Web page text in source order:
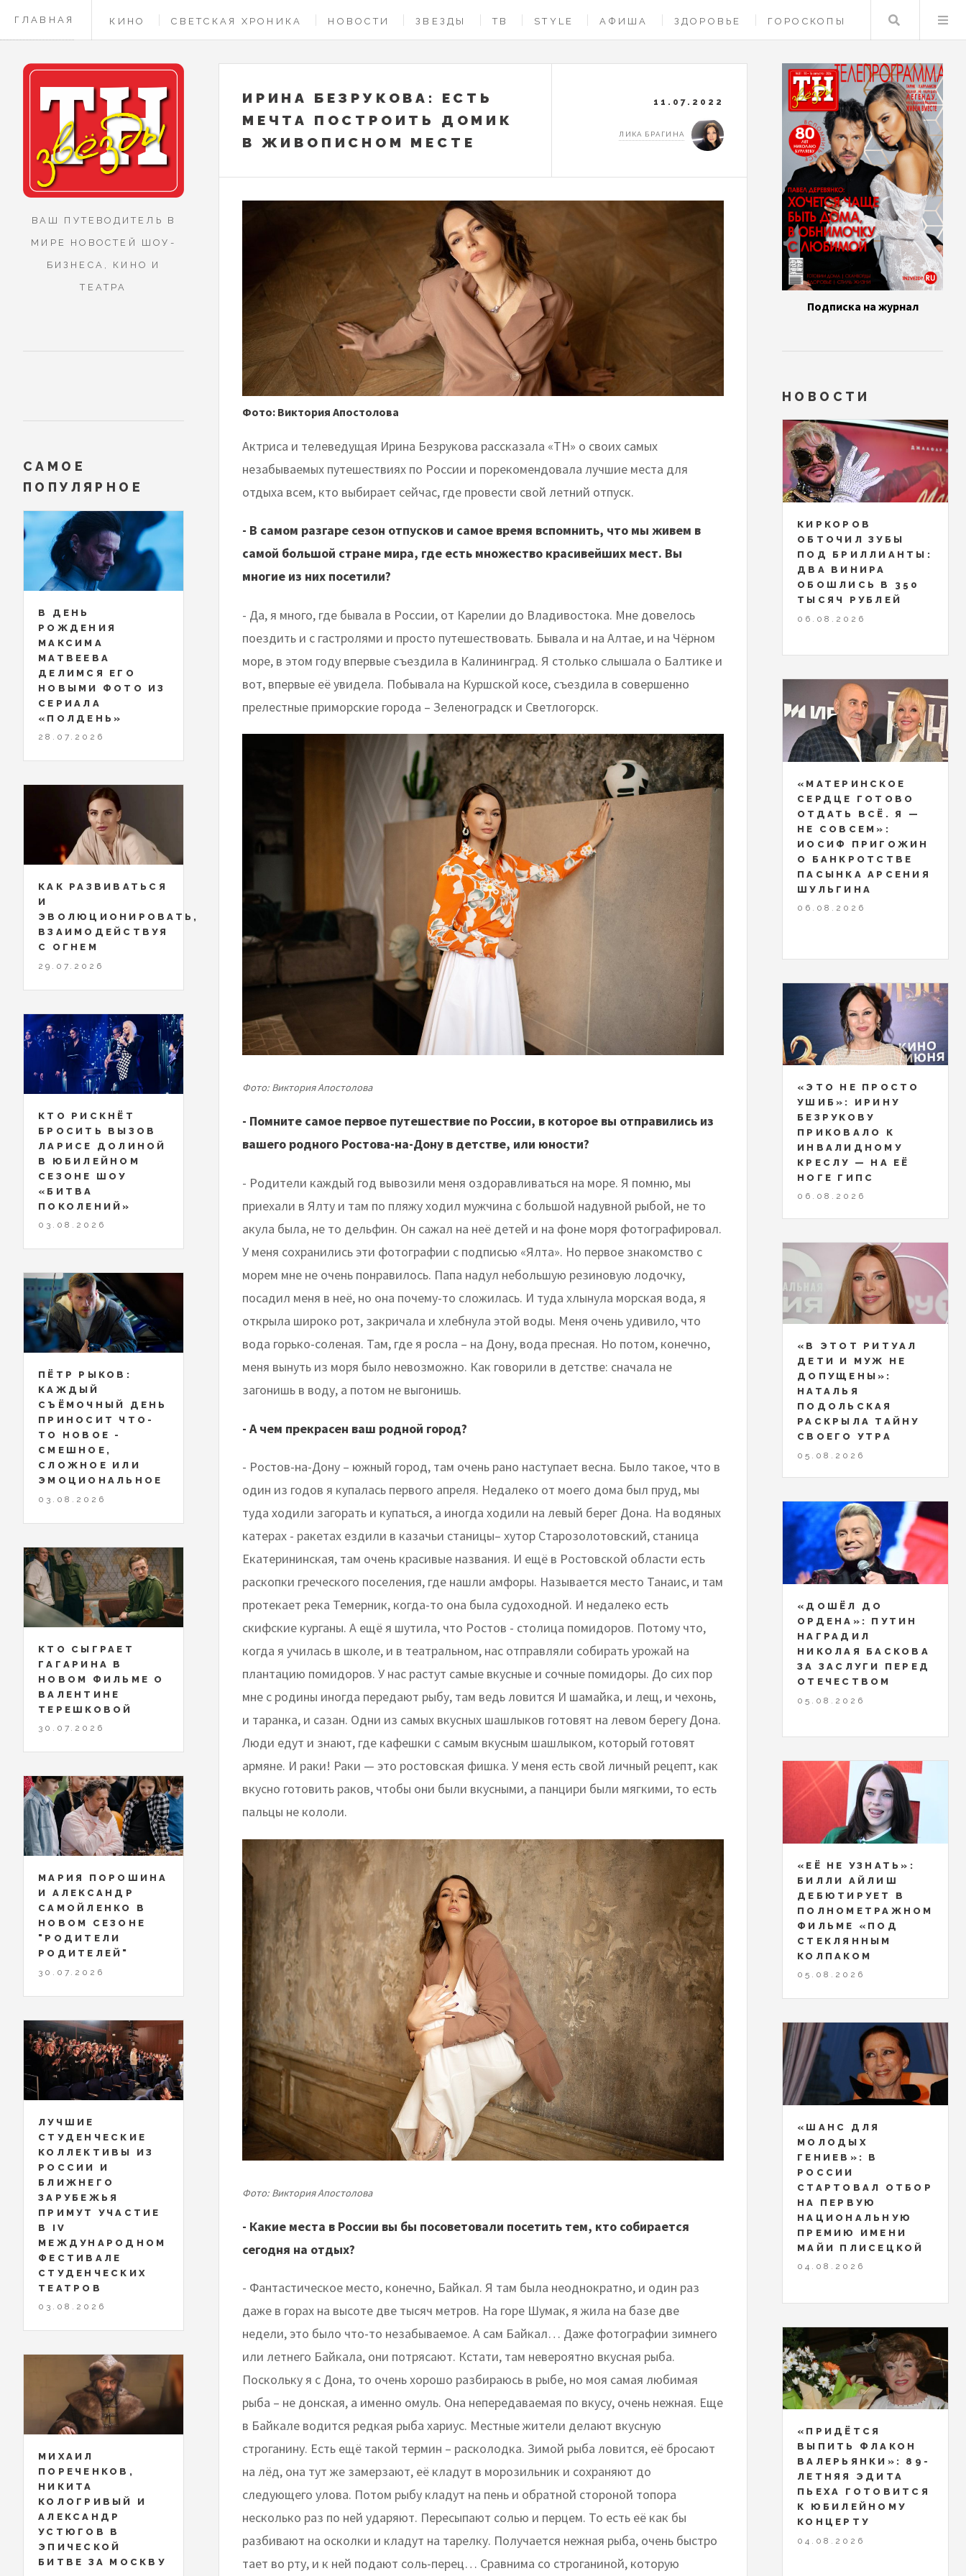
ГЛАВНАЯ КИНО СВЕТСКАЯ ХРОНИКА НОВОСТИ ЗВЕЗДЫ ТВ STYLE АФИША ЗДОРОВЬЕ ГОРОСКОПЫ
КОНТАКТЫ
Поиск
ИРИНА БЕЗРУКОВА: ЕСТЬ
МЕЧТА ПОСТРОИТЬ ДОМИК
В ЖИВОПИСНОМ МЕСТЕ
11.07.2022
ЛИКА БРАГИНА
Фото: Виктория Апостолова
Актриса и телеведущая Ирина Безрукова рассказала «ТН» о своих самых
незабываемых путешествиях по России и порекомендовала лучшие места для
отдыха всем, кто выбирает сейчас, где провести свой летний отпуск.
- В самом разгаре сезон отпусков и самое время вспомнить, что мы живем в
самой большой стране мира, где есть множество красивейших мест. Вы
многие из них посетили?
- Да, я много, где бывала в России, от Карелии до Владивостока. Мне довелось
поездить и с гастролями и просто путешествовать. Бывала и на Алтае, и на Чёрном
море, в этом году впервые съездила в Калининград. Я столько слышала о Балтике и
вот, впервые её увидела. Побывала на Куршской косе, съездила в совершенно
прелестные приморские города – Зеленоградск и Светлогорск.
Фото: Виктория Апостолова
- Помните самое первое путешествие по России, в которое вы отправились из
вашего родного Ростова-на-Дону в детстве, или юности?
- Родители каждый год вывозили меня оздоравливаться на море. Я помню, мы
приехали в Ялту и там по пляжу ходил мужчина с большой надувной рыбой, не то
акула была, не то дельфин. Он сажал на неё детей и на фоне моря фотографировал.
У меня сохранились эти фотографии с подписью «Ялта». Но первое знакомство с
морем мне не очень понравилось. Папа надул небольшую резиновую лодочку,
посадил меня в неё, но она почему-то сложилась. И туда хлынула морская вода, я
открыла широко рот, закричала и хлебнула этой воды. Меня очень удивило, что
вода горько-соленая. Там, где я росла – на Дону, вода пресная. Но потом, конечно,
меня вынуть из моря было невозможно. Как говорили в детстве: сначала не
загонишь в воду, а потом не выгонишь.
- А чем прекрасен ваш родной город?
- Ростов-на-Дону – южный город, там очень рано наступает весна. Было такое, что в
один из годов я купалась первого апреля. Недалеко от моего дома был пруд, мы
туда ходили загорать и купаться, а иногда ходили на левый берег Дона. На водяных
катерах - ракетах ездили в казачьи станицы– хутор Старозолотовский, станица
Екатерининская, там очень красивые названия. И ещё в Ростовской области есть
раскопки греческого поселения, где нашли амфоры. Называется место Танаис, и там
протекает река Темерник, когда-то она была судоходной. И недалеко есть
скифские курганы. А ещё я шутила, что Ростов - столица помидоров. Потому что,
когда я училась в школе, и в театральном, нас отправляли собирать урожай на
плантацию помидоров. У нас растут самые вкусные и сочные помидоры. До сих пор
мне с родины иногда передают рыбу, там ведь ловится И шамайка, и лещ, и чехонь,
и таранка, и сазан. Одни из самых вкусных шашлыков готовят на левом берегу Дона.
Люди едут и знают, где кафешки с самым вкусным шашлыком, который готовят
армяне. И раки! Раки — это ростовская фишка. У меня есть свой личный рецепт, как
вкусно готовить раков, чтобы они были вкусными, а панцири были мягкими, то есть
пальцы не кололи.
Фото: Виктория Апостолова
- Какие места в России вы бы посоветовали посетить тем, кто собирается
сегодня на отдых?
- Фантастическое место, конечно, Байкал. Я там была неоднократно, и один раз
даже в горах на высоте две тысяч метров. На горе Шумак, я жила на базе две
недели, это было что-то незабываемое. А сам Байкал… Даже фотографии зимнего
или летнего Байкала, они потрясают. Кстати, там невероятно вкусная рыба.
Поскольку я с Дона, то очень хорошо разбираюсь в рыбе, но моя самая любимая
рыба – не донская, а именно омуль. Она непередаваемая по вкусу, очень нежная. Еще
в Байкале водится редкая рыба хариус. Местные жители делают вкусную
строганину. Есть ещё такой термин – расколодка. Зимой рыба ловится, её бросают
на лёд, она тут же замерзают, её кладут в морозильник и сохраняют до
следующего улова. Потом рыбу кладут на пень и обратной стороной топора
несколько раз по ней ударяют. Пересыпают солью и перцем. То есть её как бы
разбивают на осколки и кладут на тарелку. Получается нежная рыба, очень быстро
тает во рту, и к ней подают соль-перец… Сравнима со строганиной, которую
ВАШ ПУТЕВОДИТЕЛЬ В
МИРЕ НОВОСТЕЙ ШОУ-
БИЗНЕСА, КИНО И
ТЕАТРА
САМОЕ
ПОПУЛЯРНОЕ
В ДЕНЬ
РОЖДЕНИЯ
МАКСИМА
МАТВЕЕВА
ДЕЛИМСЯ ЕГО
НОВЫМИ ФОТО ИЗ
СЕРИАЛА
«ПОЛДЕНЬ»
28.07.2026
КАК РАЗВИВАТЬСЯ
И
ЭВОЛЮЦИОНИРОВАТЬ,
ВЗАИМОДЕЙСТВУЯ
С ОГНЕМ
29.07.2026
КТО РИСКНЁТ
БРОСИТЬ ВЫЗОВ
ЛАРИСЕ ДОЛИНОЙ
В ЮБИЛЕЙНОМ
СЕЗОНЕ ШОУ
«БИТВА
ПОКОЛЕНИЙ»
03.08.2026
ПЁТР РЫКОВ:
КАЖДЫЙ
СЪЁМОЧНЫЙ ДЕНЬ
ПРИНОСИТ ЧТО-
ТО НОВОЕ -
СМЕШНОЕ,
СЛОЖНОЕ ИЛИ
ЭМОЦИОНАЛЬНОЕ
03.08.2026
КТО СЫГРАЕТ
ГАГАРИНА В
НОВОМ ФИЛЬМЕ О
ВАЛЕНТИНЕ
ТЕРЕШКОВОЙ
30.07.2026
МАРИЯ ПОРОШИНА
И АЛЕКСАНДР
САМОЙЛЕНКО В
НОВОМ СЕЗОНЕ
"РОДИТЕЛИ
РОДИТЕЛЕЙ"
30.07.2026
ЛУЧШИЕ
СТУДЕНЧЕСКИЕ
КОЛЛЕКТИВЫ ИЗ
РОССИИ И
БЛИЖНЕГО
ЗАРУБЕЖЬЯ
ПРИМУТ УЧАСТИЕ
В IV
МЕЖДУНАРОДНОМ
ФЕСТИВАЛЕ
СТУДЕНЧЕСКИХ
ТЕАТРОВ
03.08.2026
МИХАИЛ
ПОРЕЧЕНКОВ,
НИКИТА
КОЛОГРИВЫЙ И
АЛЕКСАНДР
УСТЮГОВ В
ЭПИЧЕСКОЙ
БИТВЕ ЗА МОСКВУ
Подписка на журнал
НОВОСТИ
КИРКОРОВ
ОБТОЧИЛ ЗУБЫ
ПОД БРИЛЛИАНТЫ:
ДВА ВИНИРА
ОБОШЛИСЬ В 350
ТЫСЯЧ РУБЛЕЙ
06.08.2026
«МАТЕРИНСКОЕ
СЕРДЦЕ ГОТОВО
ОТДАТЬ ВСЁ. Я —
НЕ СОВСЕМ»:
ИОСИФ ПРИГОЖИН
О БАНКРОТСТВЕ
ПАСЫНКА АРСЕНИЯ
ШУЛЬГИНА
06.08.2026
«ЭТО НЕ ПРОСТО
УШИБ»: ИРИНУ
БЕЗРУКОВУ
ПРИКОВАЛО К
ИНВАЛИДНОМУ
КРЕСЛУ — НА ЕЁ
НОГЕ ГИПС
06.08.2026
«В ЭТОТ РИТУАЛ
ДЕТИ И МУЖ НЕ
ДОПУЩЕНЫ»:
НАТАЛЬЯ
ПОДОЛЬСКАЯ
РАСКРЫЛА ТАЙНУ
СВОЕГО УТРА
05.08.2026
«ДОШЁЛ ДО
ОРДЕНА»: ПУТИН
НАГРАДИЛ
НИКОЛАЯ БАСКОВА
ЗА ЗАСЛУГИ ПЕРЕД
ОТЕЧЕСТВОМ
05.08.2026
«ЕЁ НЕ УЗНАТЬ»:
БИЛЛИ АЙЛИШ
ДЕБЮТИРУЕТ В
ПОЛНОМЕТРАЖНОМ
ФИЛЬМЕ «ПОД
СТЕКЛЯННЫМ
КОЛПАКОМ
05.08.2026
«ШАНС ДЛЯ
МОЛОДЫХ
ГЕНИЕВ»: В
РОССИИ
СТАРТОВАЛ ОТБОР
НА ПЕРВУЮ
НАЦИОНАЛЬНУЮ
ПРЕМИЮ ИМЕНИ
МАЙИ ПЛИСЕЦКОЙ
04.08.2026
«ПРИДЁТСЯ
ВЫПИТЬ ФЛАКОН
ВАЛЕРЬЯНКИ»: 89-
ЛЕТНЯЯ ЭДИТА
ПЬЕХА ГОТОВИТСЯ
К ЮБИЛЕЙНОМУ
КОНЦЕРТУ
04.08.2026